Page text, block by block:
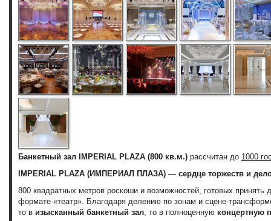
Банкетный зал IMPERIAL PLAZA (800 кв.м.) рассчитан до 1000
IMPERIAL PLAZA (ИМПЕРИАЛ ПЛАЗА) — сердце торжеств и
800 квадратных метров роскоши и возможностей, готовых принять
формате «театр». Благодаря делению по зонам и сцене-
то в изысканный банкетный зал, то в полноценную концертную